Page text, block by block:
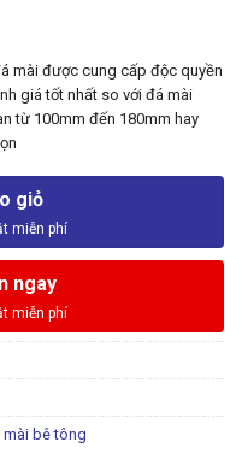
mài được cung cấp độc quyền
giá tốt nhất so với đá mài
từ 100mm đến 180mm hay
giỏ
ngay
mài bê tông